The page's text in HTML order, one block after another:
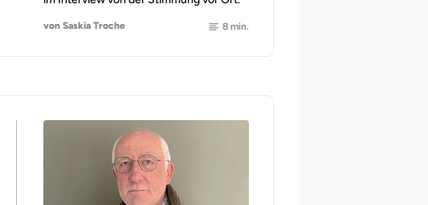
von Saskia Troche 8 min.